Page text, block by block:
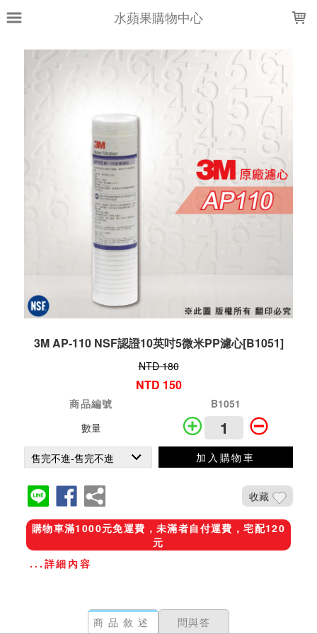
水蘋果購物中心
3M AP-110 NSF認證10英吋5微米PP濾心[B1051]
NTD 180
NTD 150
商品編號
B1051
數量
加入購物車
收藏
購物車滿1000元免運費，未滿者自付運費，宅配120
元
...詳細內容
商品敘述 問與答